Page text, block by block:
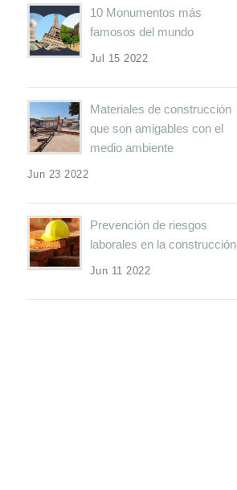
10 Monumentos más
famosos del mundo
Jul 15 2022
Materiales de construcción
que son amigables con el
medio ambiente
Jun 23 2022
Prevención de riesgos
laborales en la construcción
Jun 11 2022